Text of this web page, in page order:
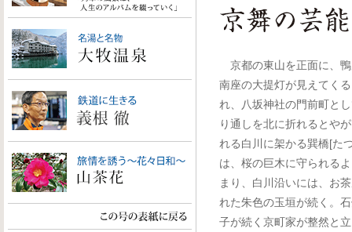
京都の東山を正面に、
南座の大提灯が見えてく
れ、八坂神社の門前町と
り通しを北に折れるとや
れる白川に架かる巽橋[た
は、桜の巨木に守られる
まり、白川沿いには、お
れた朱色の玉垣が続く。
子が続く京町家が整然と